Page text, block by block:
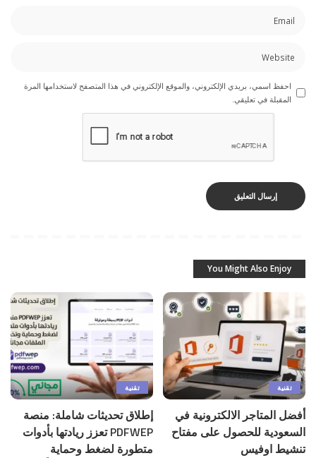
احفظ اسمي، بريدي الإلكتروني، والموقع الإلكتروني في هذا المتصفح لاستخدامها المرة
المقبلة في تعليقي.
You Might Also Enjoy
تقنية
أفضل المتاجر الالكترونية في
السعودية للحصول على مفتاح
تنشيط اوفيس
تقنية
إطلاق تحديثات شاملة: منصة
PDFWEP تعزز ريادتها بأدوات
متطورة لضغط وحماية